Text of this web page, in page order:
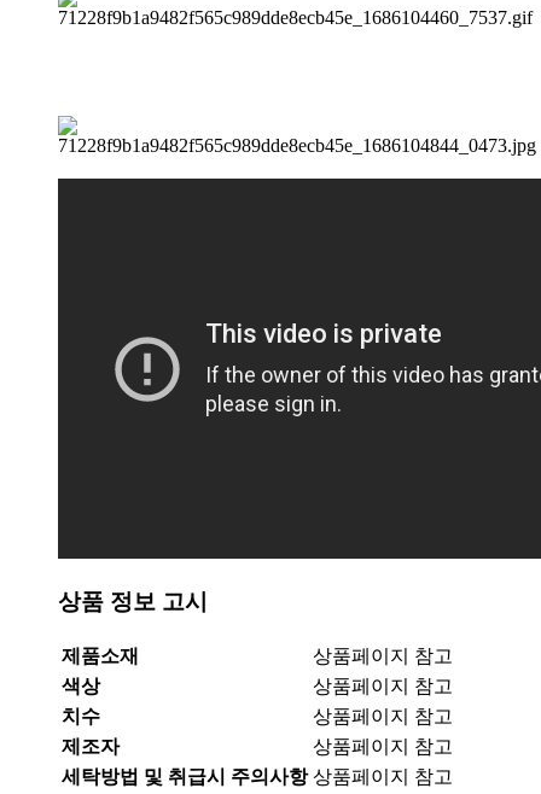
상품 정보 고시
제품소재
상품페이지 참고
색상
상품페이지 참고
치수
상품페이지 참고
제조자
상품페이지 참고
세탁방법 및 취급시 주의사항 상품페이지 참고